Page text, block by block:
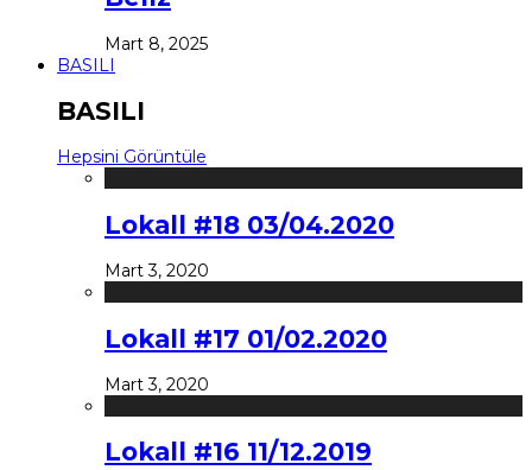
Mart 8, 2025
BASILI
BASILI
Hepsini Görüntüle
Lokall #18 03/04.2020
Mart 3, 2020
Lokall #17 01/02.2020
Mart 3, 2020
Lokall #16 11/12.2019